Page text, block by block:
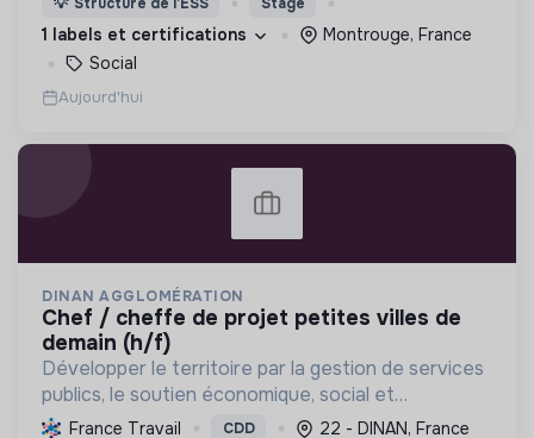
d’engagement innovants et adaptés à tous.
1 labels et certifications
Montrouge, France
Social
Aujourd'hui
DINAN AGGLOMÉRATION
chef / cheffe de projet petites villes de
demain (h/f)
Développer le territoire par la gestion de services
publics, le soutien économique, social et
écologique, et la revitalisation des villes pour une
France Travail CDD 22 - DINAN, France